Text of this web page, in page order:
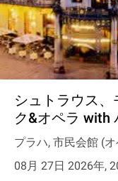
シュトラウス
ク&オペラ with
プラハ, 市民会館 (
08月 27日 2026年,